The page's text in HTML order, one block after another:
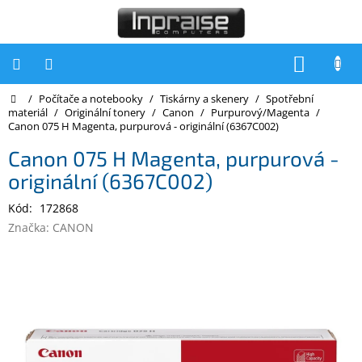
Počítače
Počítače
Notebooky
Tiskárny
Oblíbené
Domů
/ Počítače a notebooky / Tiskárny a skenery / Spotřební
materiál / Originální tonery / Canon / Purpurový/Magenta /
Canon 075 H Magenta, purpurová - originální (6367C002)
Canon 075 H Magenta, purpurová -
originální (6367C002)
Kód: 172868
Značka: CANON